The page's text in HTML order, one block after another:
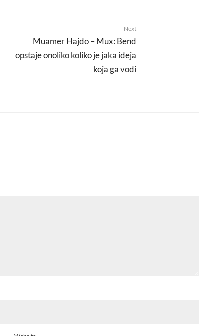
Next
Muamer Hajdo – Mux: Bend
opstaje onoliko koliko je jaka ideja
koja ga vodi